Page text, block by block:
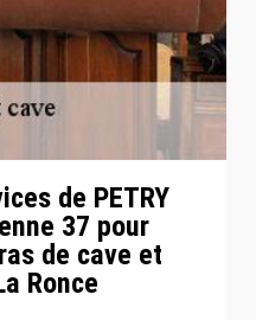
de PETRY
37 pour
de cave et
Ronce